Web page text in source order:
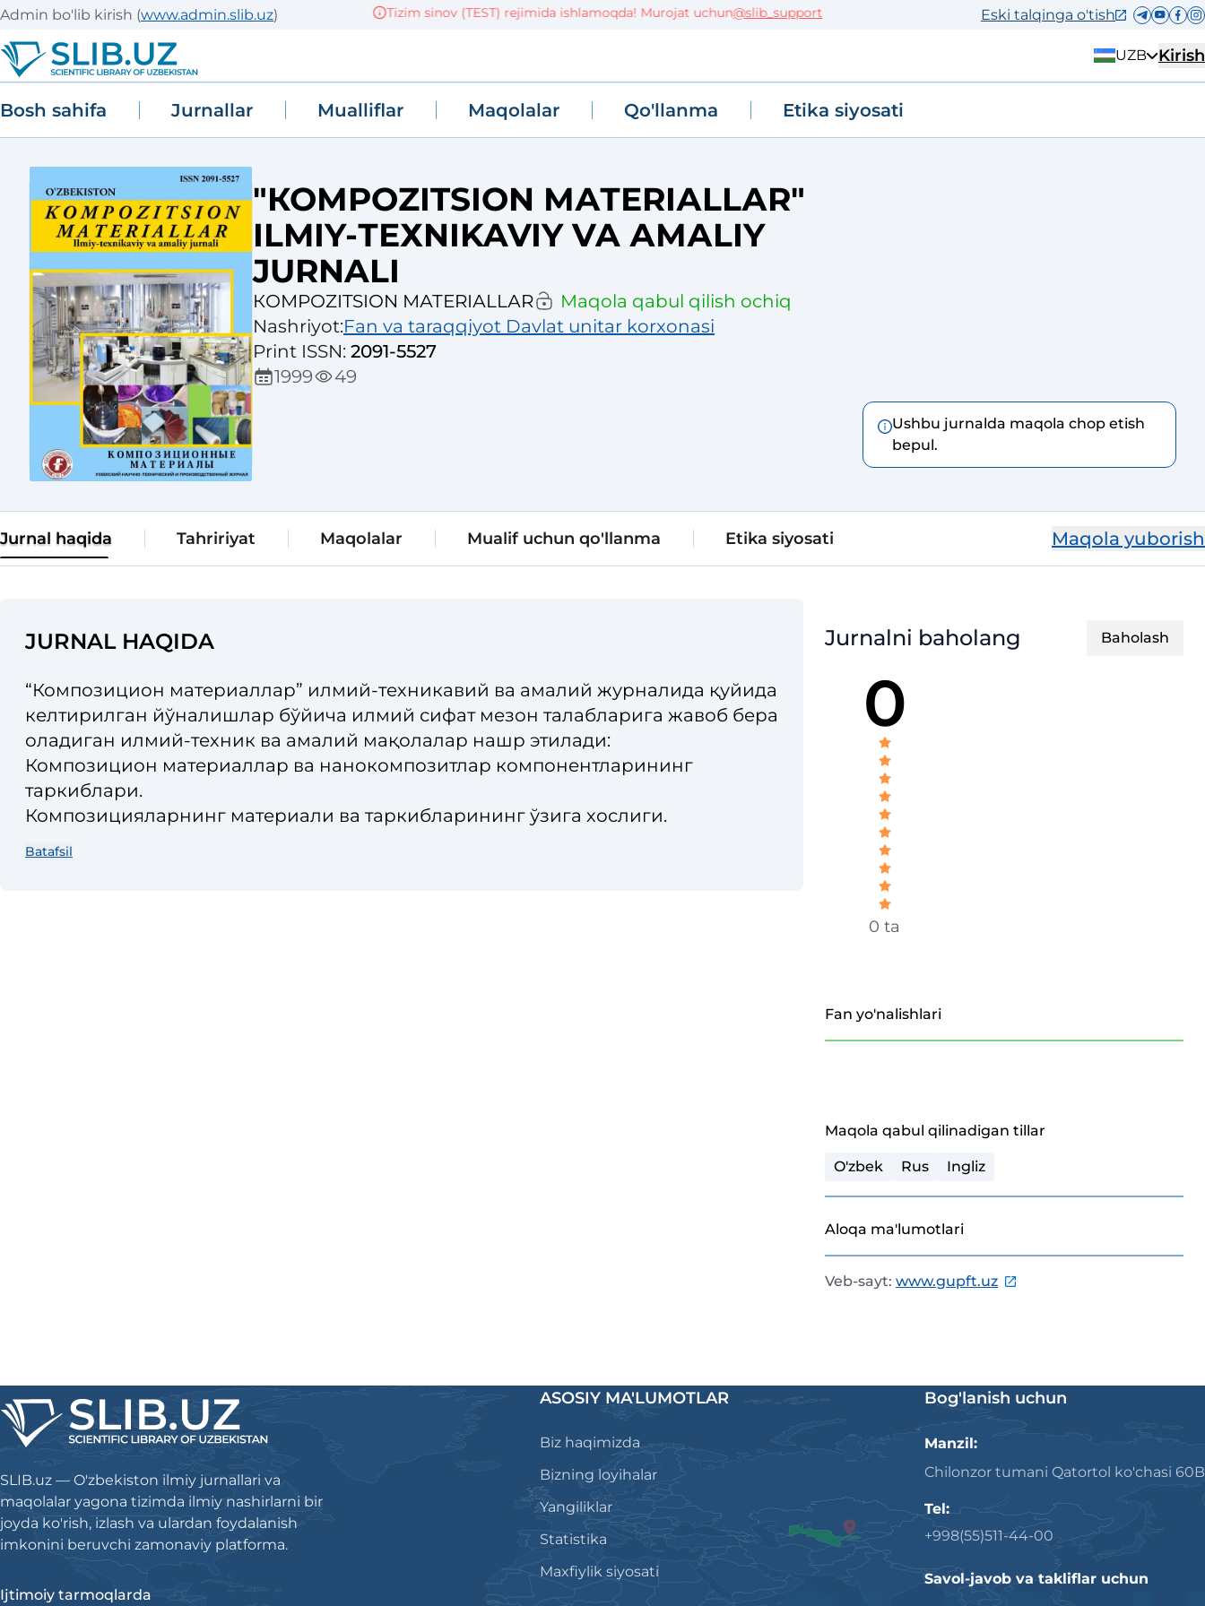
Admin bo'lib kirish (www.admin.slib.uz) Tizim sinov (TEST) rejimida ishlamoqda! Murojat uchun@slib_support Eski talqinga o'tish
UZB Kirish
Bosh sahifa Jurnallar Mualliflar Maqolalar Qo'llanma Etika siyosati
"КОМPОZITSIОN МАТЕRIАLLАR"
ILMIY-ТЕХNIKAVIY VA АМАLIY
JURNALI
КОМPОZITSIОN МАТЕRIАLLАR
Maqola qabul qilish ochiq
Nashriyot:Fan va taraqqiyot Davlat unitar korxonasi
Print ISSN: 2091-5527
1999
49
Ushbu jurnalda maqola chop etish
bepul.
Jurnal haqida Tahririyat Maqolalar Mualif uchun qo'llanma Etika siyosati Maqola yuborish
JURNAL HAQIDA
“Композицион материаллар” илмий-техникавий ва амалий журналида қуйида
келтирилган йўналишлар бўйича илмий сифат мезон талабларига жавоб бера
оладиган илмий-техник ва амалий мақолалар нашр этилади:
Композицион материаллар ва нанокомпозитлар компонентларининг
таркиблари.
Композицияларнинг материали ва таркибларининг ўзига хослиги.
Batafsil
Jurnalni baholang Baholash
0
0 ta
Fan yo'nalishlari
Maqola qabul qilinadigan tillar
O'zbek Rus Ingliz
Aloqa ma'lumotlari
Veb-sayt: www.gupft.uz
SLIB.uz — O'zbekiston ilmiy jurnallari va
maqolalar yagona tizimda ilmiy nashirlarni bir
joyda ko'rish, izlash va ulardan foydalanish
imkonini beruvchi zamonaviy platforma.
Ijtimoiy tarmoqlarda
ASOSIY MA'LUMOTLAR
Biz haqimizda
Bizning loyihalar
Yangiliklar
Statistika
Maxfiylik siyosati
Bog'lanish uchun
Manzil:
Chilonzor tumani Qatortol ko'chasi 60B
Tel:
+998(55)511-44-00
Savol-javob va takliflar uchun